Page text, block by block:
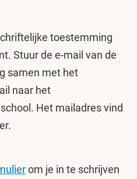
toestemming
Stuur de e-mail van de
samen met het
naar het
Het mailadres vind
om je in te schrijven